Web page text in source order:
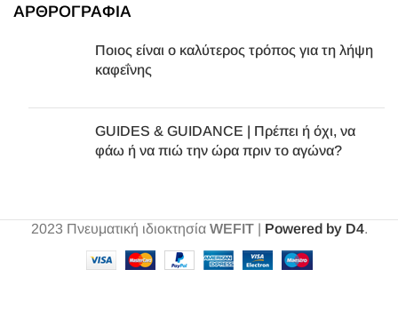
ΑΡΘΡΟΓΡΑΦΙΑ
Ποιος είναι ο καλύτερος τρόπος για τη λήψη
καφεΐνης
GUIDES & GUIDANCE | Πρέπει ή όχι, να
φάω ή να πιώ την ώρα πριν το αγώνα?
2023 Πνευματική ιδιοκτησία WEFIT| Powered by D4.